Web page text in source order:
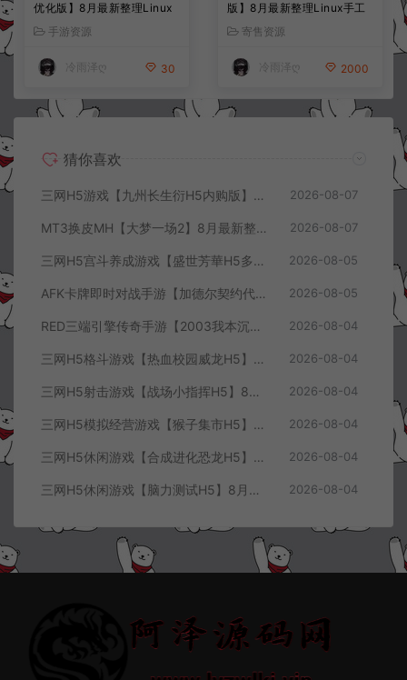
优化版】8月最新整理Linux
手工服务端+CDK授权后台
+全资源安卓+详细搭建教程
+视频教程
手游资源
冷雨泽ღ 30
版】8月最新整理Linux手工
服务端+前后端全套源码+CD
K授权后台+安卓苹果双端
+详细搭建教程+视频教程
寄售资源
冷雨泽ღ 2000
猜你喜欢
三网H5游戏【九州长生衍H5内购版】8月最新整理Linux手工服务端+管理后台+GM授权后台+简易安卓客户端+详细搭建教程+视频教程 2026-08-07
MT3换皮MH【大梦一场2】8月最新整理Linux手工服务端+源码+管理后台+安卓苹果双端+详细搭建教程+视频教程 2026-08-07
三网H5宫斗养成游戏【盛世芳華H5多区跨服代金券内购优化版】8月最新整理Linux手工服务端+CDK授权后台+全资源安卓+详细搭建教程+视频教程 2026-08-05
AFK卡牌即时对战手游【加德尔契约代金券内购修复版】8月最新整理Linux手工服务端+前后端全套源码+CDK授权后台+安卓苹果双端+详细搭建教程+视频教程 2026-08-05
RED三端引擎传奇手游【2003我本沉默三职业】8月最新整理Win一键服务端+PC安卓+详细搭建教程 2026-08-04
三网H5格斗游戏【热血校园威龙H5】8月最新整理Linux手工服务端+Win一键服务端+解压即玩+简易安卓客户端+详细搭建教程 2026-08-04
三网H5射击游戏【战场小指挥H5】8月最新整理Linux手工服务端+Win一键服务端+解压即玩+简易安卓客户端+详细搭建教程 2026-08-04
三网H5模拟经营游戏【猴子集市H5】8月最新整理Linux手工服务端+Win一键服务端+解压即玩+简易安卓客户端+详细搭建教程 2026-08-04
三网H5休闲游戏【合成进化恐龙H5】8月最新整理Linux手工服务端+Win一键服务端+解压即玩+简易安卓客户端+详细搭建教程 2026-08-04
三网H5休闲游戏【脑力测试H5】8月最新整理Linux手工服务端+Win一键服务端+解压即玩+简易安卓客户端+详细搭建教程 2026-08-04